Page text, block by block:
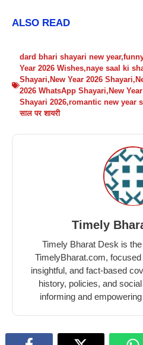
ALSO READ
dard bhari shayari new year,
Year 2026 Wishes,naye saal ki
Shayari, New Year 2026 Shayari,
2026 WhatsApp Shayari, New
Shayari 2026,romantic new year
साल पर शायरी
Timely
Timely Bharat Desk is
TimelyBharat.com,
insightful, and fact-based
history, policies, and
informing and